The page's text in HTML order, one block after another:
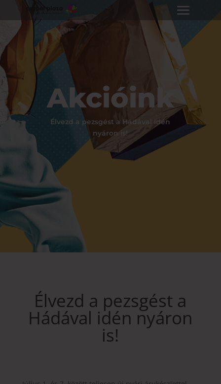
Akcióink
Élvezd a pezsgést a Hádával idén
nyáron is!
Élvezd a pezsgést a
Hádával idén nyáron
is!